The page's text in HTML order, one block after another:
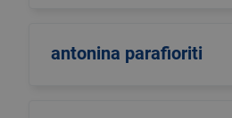
antonina parafioriti